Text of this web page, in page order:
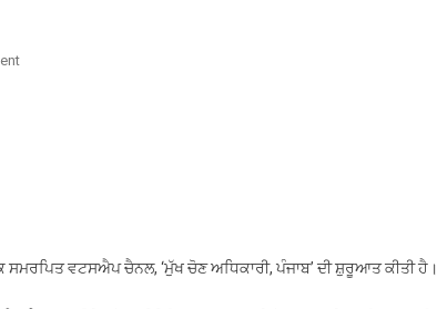
On
ਚੈਨਲ
ਵਟਸਐਪ ਚੈਨਲ, ‘ਮੁੱਖ ਚੋਣ ਅਧਿਕਾਰੀ, ਪੰਜਾਬ’ ਦੀ ਸ਼ੁਰੂਆਤ ਕੀਤੀ ਹੈ।